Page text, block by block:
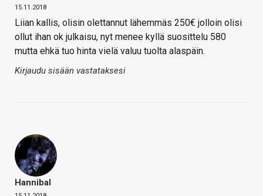
15.11.2018
Liian kallis, olisin olettannut lähemmäs 250€ jolloin olisi
ollut ihan ok julkaisu, nyt menee kyllä suosittelu 580
mutta ehkä tuo hinta vielä valuu tuolta alaspäin.
Kirjaudu sisään vastataksesi
Hannibal